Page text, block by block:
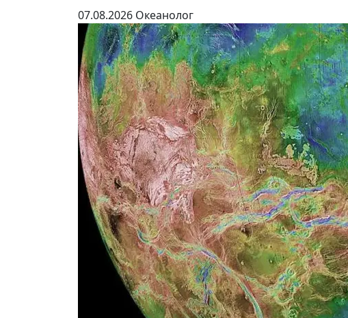
07.08.2026 Океанолог